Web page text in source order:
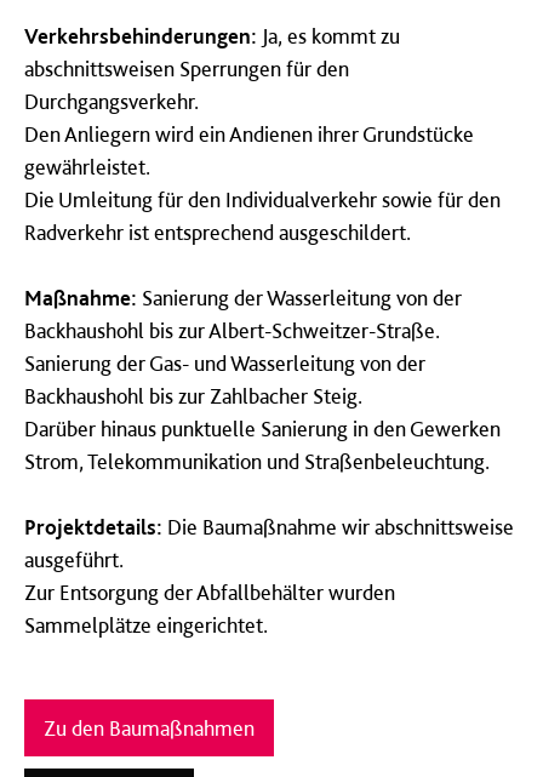
Verkehrsbehinderungen: Ja, es kommt zu
abschnittsweisen Sperrungen für den
Durchgangsverkehr.
Den Anliegern wird ein Andienen ihrer Grundstücke
gewährleistet.
Die Umleitung für den Individualverkehr sowie für den
Radverkehr ist entsprechend ausgeschildert.
Maßnahme: Sanierung der Wasserleitung von der
Backhaushohl bis zur Albert-Schweitzer-Straße.
Sanierung der Gas- und Wasserleitung von der
Backhaushohl bis zur Zahlbacher Steig.
Darüber hinaus punktuelle Sanierung in den Gewerken
Strom, Telekommunikation und Straßenbeleuchtung.
Projektdetails: Die Baumaßnahme wir abschnittsweise
ausgeführt.
Zur Entsorgung der Abfallbehälter wurden
Sammelplätze eingerichtet.
Zu den Baumaßnahmen